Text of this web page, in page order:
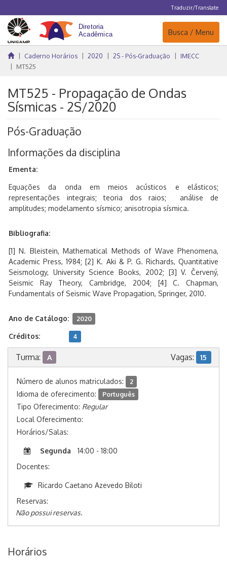
Traduzir/Translate
Navegação
Busca / Menu
Caderno Horários 2020 2S - Pós-Graduação
IMECC
MT525
MT525 - Propagação de Ondas
Sísmicas - 2S/2020
Pós-Graduação
Informações da disciplina
Ementa:
Equações da onda em meios acústicos e elásticos;
representações integrais; teoria dos raios; análise de
amplitudes; modelamento sísmico; anisotropia sísmica.
Bibliografia:
[1] N. Bleistein, Mathematical Methods of Wave Phenomena,
Academic Press, 1984; [2] K. Aki & P. G. Richards, Quantitative
Seismology, University Science Books, 2002; [3] V. Červený,
Seismic Ray Theory, Cambridge, 2004; [4] C. Chapman,
Fundamentals of Seismic Wave Propagation, Springer, 2010.
Ano de Catálogo: 2020
Créditos: 4
Turma: A Vagas: 15
Número de alunos matriculados: 2
Idioma de oferecimento: Português
Tipo Oferecimento: Regular
Local Oferecimento:
Horários/Salas:
Segunda
14:00 - 18:00
Docentes:
Ricardo Caetano Azevedo Biloti
Reservas:
Não possui reservas.
Horários